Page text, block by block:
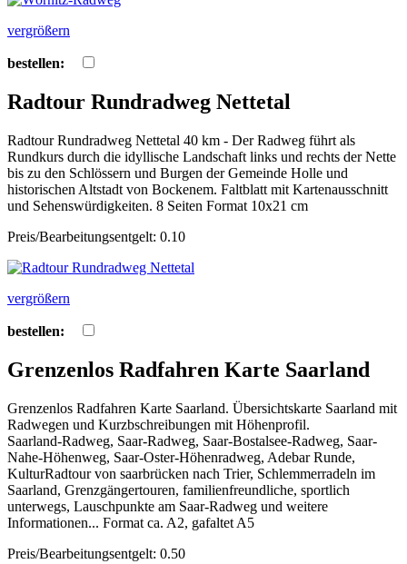
vergrößern
bestellen:
Radtour Rundradweg Nettetal
Radtour Rundradweg Nettetal 40 km - Der Radweg führt als
Rundkurs durch die idyllische Landschaft links und rechts der Nette
bis zu den Schlössern und Burgen der Gemeinde Holle und
historischen Altstadt von Bockenem. Faltblatt mit Kartenausschnitt
und Sehenswürdigkeiten. 8 Seiten Format 10x21 cm
Preis/Bearbeitungsentgelt: 0.10
vergrößern
bestellen:
Grenzenlos Radfahren Karte Saarland
Grenzenlos Radfahren Karte Saarland. Übersichtskarte Saarland mit
Radwegen und Kurzbschreibungen mit Höhenprofil.
Saarland-Radweg, Saar-Radweg, Saar-Bostalsee-Radweg, Saar-
Nahe-Höhenweg, Saar-Oster-Höhenradweg, Adebar Runde,
KulturRadtour von saarbrücken nach Trier, Schlemmerradeln im
Saarland, Grenzgängertouren, familienfreundliche, sportlich
unterwegs, Lauschpunkte am Saar-Radweg und weitere
Informationen... Format ca. A2, gafaltet A5
Preis/Bearbeitungsentgelt: 0.50